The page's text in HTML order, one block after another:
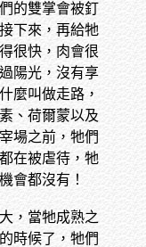
的雙掌會被釘
下來，再給牠
很快，肉會很
陽光，沒有享
麼叫做走路，
、荷爾蒙以及
場之前，牠們
在被虐待，牠
會都沒有！
，當牠成熟之
時候了，牠們